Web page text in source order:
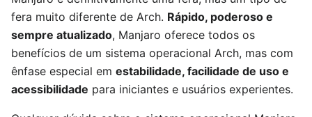
fera muito diferente de Arch. Rápido, poderoso e
sempre atualizado, Manjaro oferece todos os
benefícios de um sistema operacional Arch, mas com
ênfase especial em estabilidade, facilidade de uso e
acessibilidade para iniciantes e usuários experientes.